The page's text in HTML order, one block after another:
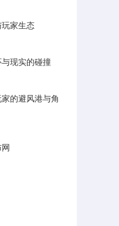
家生态
现实的碰撞
的避风港与角